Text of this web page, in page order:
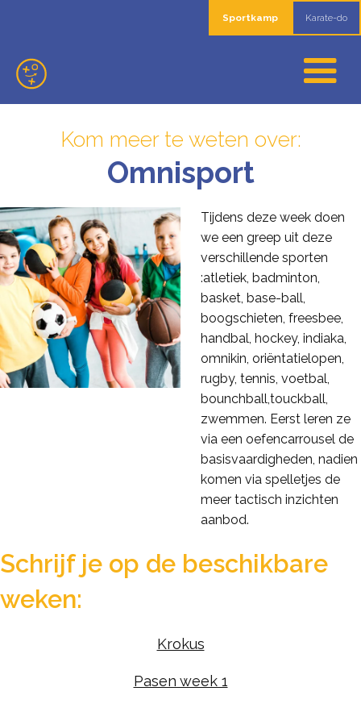
Sportkamp Karate-do
Kom meer te weten over:
Omnisport
Tijdens deze week doen
we een greep uit deze
verschillende sporten
:atletiek, badminton,
basket, base-ball,
boogschieten, freesbee,
handbal, hockey, indiaka,
omnikin, oriëntatielopen,
rugby, tennis, voetbal,
bounchball,touckball,
zwemmen. Eerst leren ze
via een oefencarrousel de
basisvaardigheden, nadien
komen via spelletjes de
meer tactisch inzichten
aanbod.
Schrijf je op de beschikbare
weken:
Krokus
Pasen week 1